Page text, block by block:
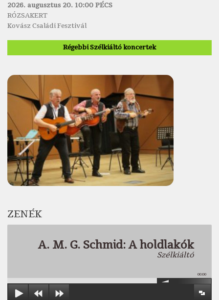
2026. augusztus 20. 10:00 PÉCS
RÓZSAKERT
Kovász Családi Fesztivál
Régebbi Szélkiáltó koncertek
ZENÉK
A. M. G. Schmid: A holdlakók
Szélkiáltó
00:00